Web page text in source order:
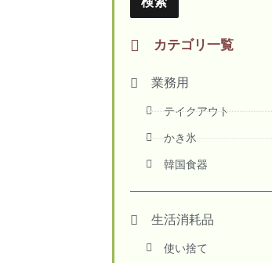
カテゴリ一覧
業務用
テイクアウト
かき氷
韓国食器
生活消耗品
使い捨て